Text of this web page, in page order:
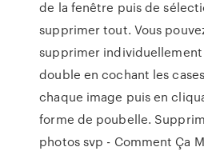
de la fenêtre puis de
supprimer tout. Vous
supprimer individuellement
double en cochant les
chaque image puis en
forme de poubelle.
photos svp - Comment Ça